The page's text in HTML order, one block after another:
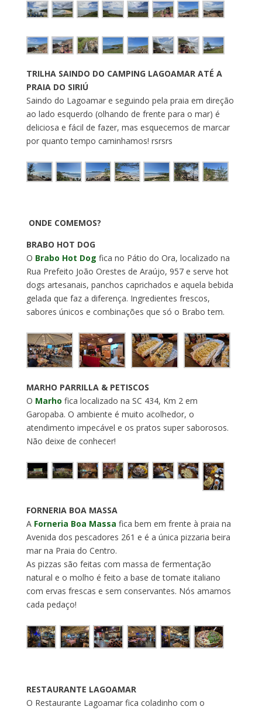
TRILHA SAINDO DO CAMPING LAGOAMAR ATÉ A
PRAIA DO SIRIÚ
Saindo do Lagoamar e seguindo pela praia em direção
ao lado esquerdo (olhando de frente para o mar) é
deliciosa e fácil de fazer, mas esquecemos de marcar
por quanto tempo caminhamos! rsrsrs
ONDE COMEMOS?
BRABO HOT DOG
O Brabo Hot Dog fica no Pátio do Ora, localizado na
Rua Prefeito João Orestes de Araújo, 957 e serve hot
dogs artesanais, panchos caprichados e aquela bebida
gelada que faz a diferença. Ingredientes frescos,
sabores únicos e combinações que só o Brabo tem.
MARHO PARRILLA & PETISCOS
O Marho fica localizado na SC 434, Km 2 em
Garopaba. O ambiente é muito acolhedor, o
atendimento impecável e os pratos super saborosos.
Não deixe de conhecer!
FORNERIA BOA MASSA
A Forneria Boa Massa fica bem em frente à praia na
Avenida dos pescadores 261 e é a única pizzaria beira
mar na Praia do Centro.
As pizzas são feitas com massa de fermentação
natural e o molho é feito a base de tomate italiano
com ervas frescas e sem conservantes. Nós amamos
cada pedaço!
RESTAURANTE LAGOAMAR
O Restaurante Lagoamar fica coladinho com o